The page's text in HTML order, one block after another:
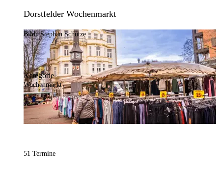
Dorstfelder Wochenmarkt
Bild:Stephan Schütze
Kategorie
Wochenmarkt
51 Termine